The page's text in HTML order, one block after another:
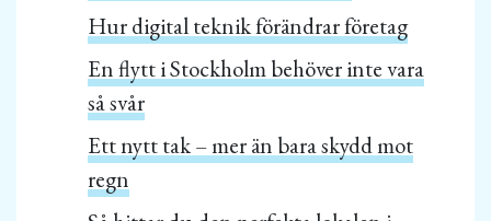
Hur digital teknik förändrar företag
En flytt i Stockholm behöver inte vara
så svår
Ett nytt tak – mer än bara skydd mot
regn